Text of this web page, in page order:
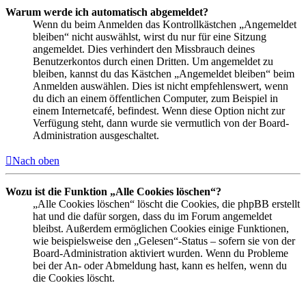
Warum werde ich automatisch abgemeldet?
Wenn du beim Anmelden das Kontrollkästchen „Angemeldet
bleiben“ nicht auswählst, wirst du nur für eine Sitzung
angemeldet. Dies verhindert den Missbrauch deines
Benutzerkontos durch einen Dritten. Um angemeldet zu
bleiben, kannst du das Kästchen „Angemeldet bleiben“ beim
Anmelden auswählen. Dies ist nicht empfehlenswert, wenn
du dich an einem öffentlichen Computer, zum Beispiel in
einem Internetcafé, befindest. Wenn diese Option nicht zur
Verfügung steht, dann wurde sie vermutlich von der Board-
Administration ausgeschaltet.
Nach oben
Wozu ist die Funktion „Alle Cookies löschen“?
„Alle Cookies löschen“ löscht die Cookies, die phpBB erstellt
hat und die dafür sorgen, dass du im Forum angemeldet
bleibst. Außerdem ermöglichen Cookies einige Funktionen,
wie beispielsweise den „Gelesen“-Status – sofern sie von der
Board-Administration aktiviert wurden. Wenn du Probleme
bei der An- oder Abmeldung hast, kann es helfen, wenn du
die Cookies löscht.